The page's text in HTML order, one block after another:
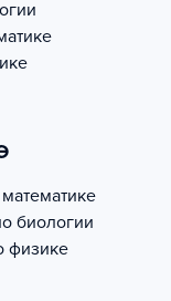
биологии
физике